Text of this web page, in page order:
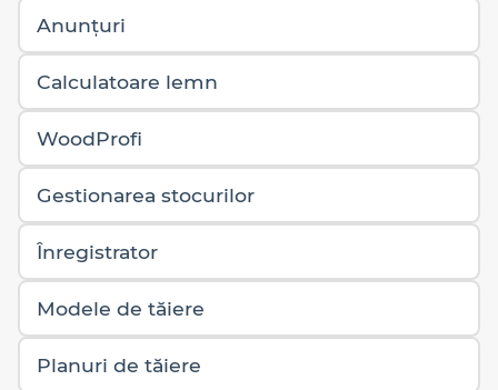
Anunțuri
Calculatoare lemn
WoodProfi
Gestionarea stocurilor
Înregistrator
Modele de tăiere
Planuri de tăiere